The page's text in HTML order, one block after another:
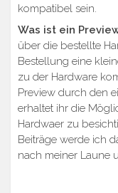
kompatibel sein.
Was ist ein
über die bestellte
Bestellung eine
zu der Hardware
Preview durch den
erhaltet ihr die
Hardwaer zu
Beiträge werde ich
nach meiner Laune